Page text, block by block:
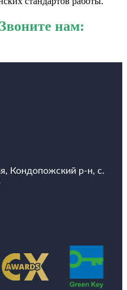
нам:
Кондопожский р-н, с.